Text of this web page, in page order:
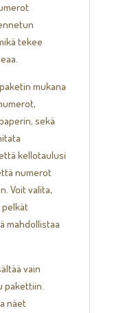
tekee
mukana
sekä
kellotaulusi
numerot
Voit valita,
pelkät
mahdollistaa
vain
pakettiin.
näet